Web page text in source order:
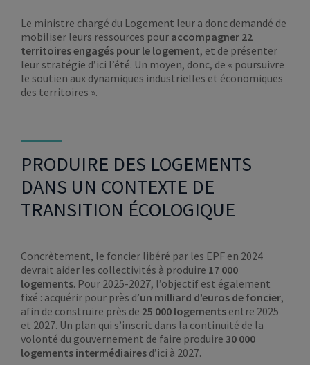
Le ministre chargé du Logement leur a donc demandé de
mobiliser leurs ressources pour accompagner 22
territoires engagés pour le logement, et de présenter
leur stratégie d’ici l’été. Un moyen, donc, de « poursuivre
le soutien aux dynamiques industrielles et économiques
des territoires ».
PRODUIRE DES LOGEMENTS
DANS UN CONTEXTE DE
TRANSITION ÉCOLOGIQUE
Concrètement, le foncier libéré par les EPF en 2024
devrait aider les collectivités à produire 17 000
logements. Pour 2025-2027, l’objectif est également
fixé : acquérir pour près d’un milliard d’euros de foncier,
afin de construire près de 25 000 logements entre 2025
et 2027. Un plan qui s’inscrit dans la continuité de la
volonté du gouvernement de faire produire 30 000
logements intermédiaires d’ici à 2027.